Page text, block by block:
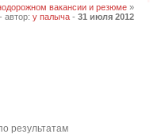
вакансии и резюме »
- автор: у палыча - 31 июля 2012
результатам